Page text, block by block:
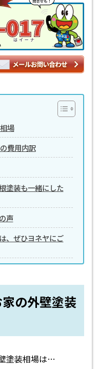
場
費用内訳
塗装も一緒にした
声
、ぜひヨネヤにご
の外壁塗装
塗装相場は…